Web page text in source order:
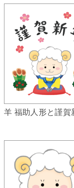
羊 福助人形と謹賀